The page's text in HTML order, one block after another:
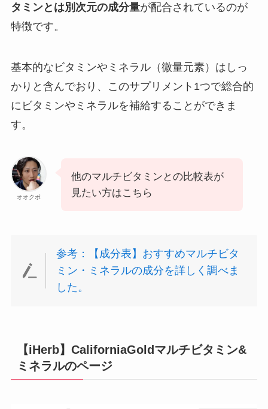
タミンとは別次元の成分量が配合されているのが
特徴です。
基本的なビタミンやミネラル（微量元素）はしっ
かりと含んでおり、このサプリメント1つで総合的
にビタミンやミネラルを補給することができま
す。
オオクボ
他のマルチビタミンとの比較表が
見たい方はこちら
参考：【成分表】おすすめマルチビタ
ミン・ミネラルの成分を詳しく調べま
した。
【iHerb】CaliforniaGoldマルチビタミン&
ミネラルのページ